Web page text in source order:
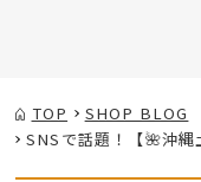
TOP
SHOP BLOG
SNSで話題！【🌺沖縄